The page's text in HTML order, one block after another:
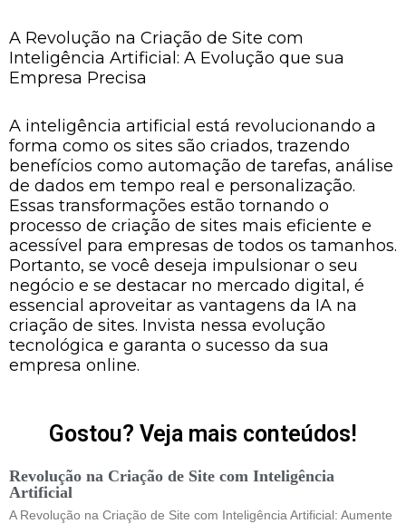
A Revolução na Criação de Site com
Inteligência Artificial: A Evolução que sua
Empresa Precisa
A inteligência artificial está revolucionando a
forma como os sites são criados, trazendo
benefícios como automação de tarefas, análise
de dados em tempo real e personalização.
Essas transformações estão tornando o
processo de criação de sites mais eficiente e
acessível para empresas de todos os tamanhos.
Portanto, se você deseja impulsionar o seu
negócio e se destacar no mercado digital, é
essencial aproveitar as vantagens da IA na
criação de sites. Invista nessa evolução
tecnológica e garanta o sucesso da sua
empresa online.
Gostou? Veja mais conteúdos!
Revolução na Criação de Site com Inteligência
Artificial
A Revolução na Criação de Site com Inteligência Artificial: Aumente